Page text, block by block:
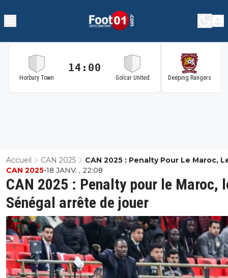
Horbury Town
14:00
Golcar United Deeping Rangers
Accueil CAN 2025
CAN 2025 : Penalty Pour Le Maroc,
Sénégal Arrête De Jouer
CAN 2025 : Penalty pour le Maroc,
Sénégal arrête de jouer
CAN 2025•18 JANV. , 22:08